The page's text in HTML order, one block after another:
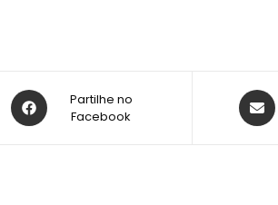
Partilhe no
Facebook